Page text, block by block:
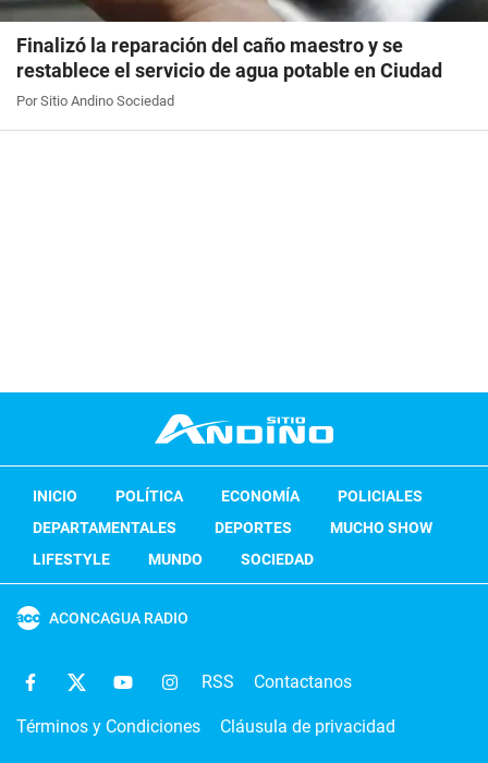
Finalizó la reparación del caño maestro y se
restablece el servicio de agua potable en Ciudad
Por Sitio Andino Sociedad
INICIO POLÍTICA ECONOMÍA
POLICIALES
DEPARTAMENTALES
DEPORTES
MUCHO SHOW
LIFESTYLE
MUNDO SOCIEDAD
ACONCAGUA RADIO
RSS Contactanos
Términos y Condiciones Cláusula de privacidad